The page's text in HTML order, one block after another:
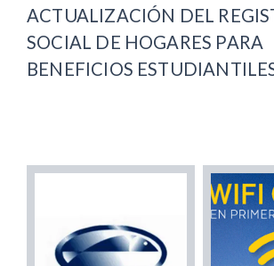
ACTUALIZACIÓN DEL
SOCIAL DE HOGARES PARA
BENEFICIOS